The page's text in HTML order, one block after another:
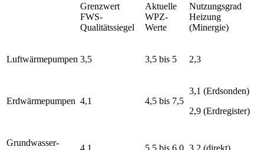
Grenzwert
FWS-
Qualitätssiegel
Aktuelle
WPZ-
Werte
Nutzungsgrad
Heizung
(Minergie)
Luftwärmepumpen 3,5 3,5 bis 5 2,3
Erdwärmepumpen 4,1 4,5 bis 7,5
3,1 (Erdsonden)
2,9 (Erdregister)
Grundwasser-
4,1 5,5 bis 6,0 3,2 (direkt)